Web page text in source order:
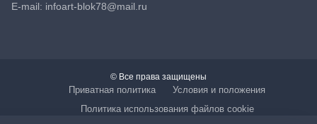
E-mail: infoart-blok78@mail.ru
© Все права защищены
Приватная политика
Условия и положения
Политика использования файлов cookie